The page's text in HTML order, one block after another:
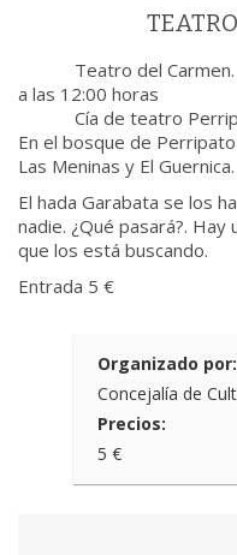
Teatro del
a las 12:00 horas
Cía de teatro
En el bosque de
Las Meninas y El Guernica.
El hada Garabata se los
nadie. ¿Qué pasará?.
que los está buscando.
Entrada 5 €
Organizado por:
Concejalía de
Precios:
5 €